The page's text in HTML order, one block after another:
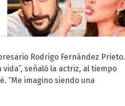
Rodrigo Fernández Prieto.
señaló la actriz, al tiempo
“Me imagino siendo una